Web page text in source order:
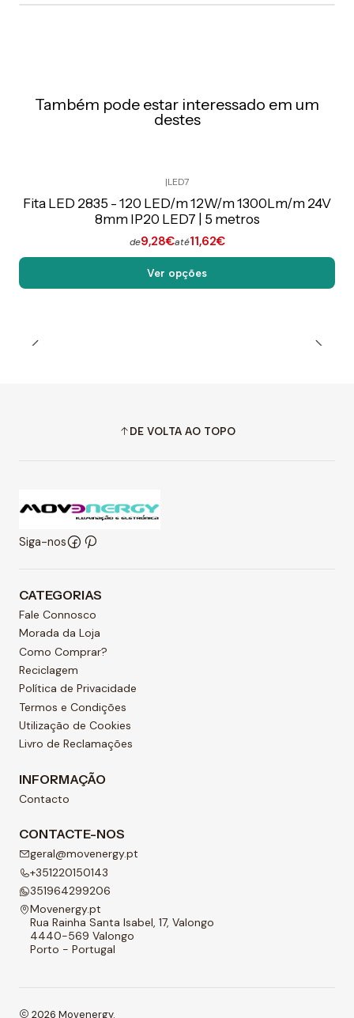
Também pode estar interessado em um
destes
|LED7
Fita LED 2835 - 120 LED/m 12W/m 1300Lm/m 24V
8mm IP20 LED7 | 5 metros
de9,28€até11,62€
Ver opções
DE VOLTA AO TOPO
Siga-nos
CATEGORIAS
Fale Connosco
Morada da Loja
Como Comprar?
Reciclagem
Política de Privacidade
Termos e Condições
Utilização de Cookies
Livro de Reclamações
INFORMAÇÃO
Contacto
CONTACTE-NOS
geral@movenergy.pt
+351220150143
351964299206
Movenergy.pt
Rua Rainha Santa Isabel, 17, Valongo
4440-569 Valongo
Porto - Portugal
2026 Movenergy.